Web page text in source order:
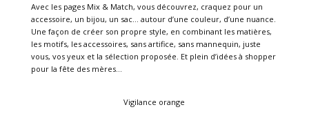
Avec les pages Mix & Match, vous découvrez, craquez pour un
accessoire, un bijou, un sac… autour d’une couleur, d’une nuance.
Une façon de créer son propre style, en combinant les matières,
les motifs, les accessoires, sans artifice, sans mannequin, juste
vous, vos yeux et la sélection proposée. Et plein d’idées à shopper
pour la fête des mères…
Vigilance orange